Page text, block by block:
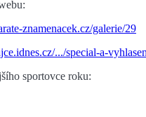
znamenacek.cz/galerie/29
.../special-a-
sportovce roku: